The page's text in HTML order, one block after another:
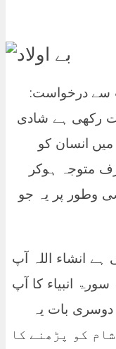
:پاکستان ٹپس ! میری شادی کو تئیس سال ہوگئے ابھی تک اولاد نہیں ہوئی آپ سے درخواست
رکھی ہے شادی
انسان کو
متوجہ ہوکر
وطور پر یہ جو
ہے انشاء اللہ آپ
انبیاء کا آپ
دوسری بات یہ
پڑھتے رہنا ہے کم ازکم100بار صبح اور 100بار شام کو پڑھنے کا